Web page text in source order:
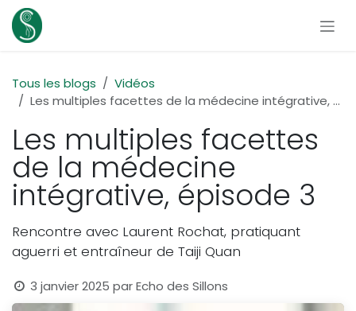
Se rendre au contenu
Tous les blogs
Vidéos
Les multiples facettes de la médecine intégrative, épisode 3
Les multiples facettes
de la médecine
intégrative, épisode 3
Rencontre avec Laurent Rochat, pratiquant
aguerri et entraîneur de Taiji Quan
3 janvier 2025 parEcho des Sillons